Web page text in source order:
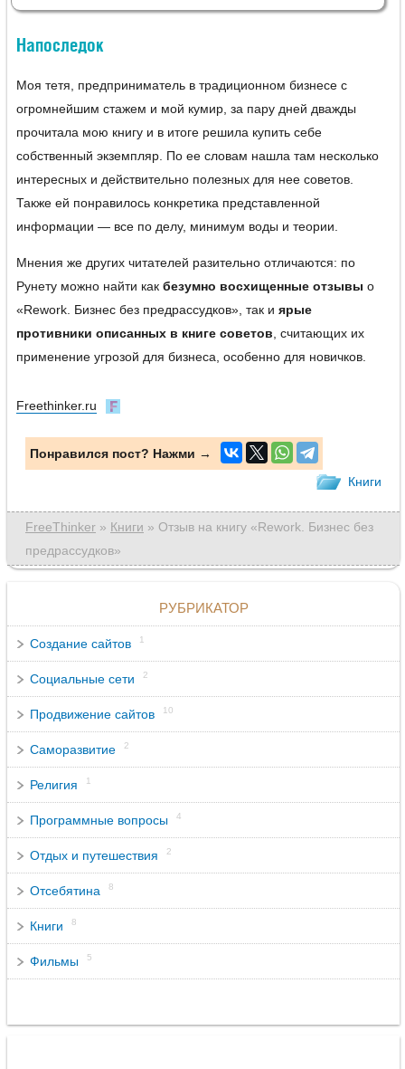
Напоследок
Моя тетя, предприниматель в традиционном бизнесе с
огромнейшим стажем и мой кумир, за пару дней дважды
прочитала мою книгу и в итоге решила купить себе
собственный экземпляр. По ее словам нашла там несколько
интересных и действительно полезных для нее советов.
Также ей понравилось конкретика представленной
информации — все по делу, минимум воды и теории.
Мнения же других читателей разительно отличаются: по
Рунету можно найти как безумно восхищенные отзывы о
«Rework. Бизнес без предрассудков», так и ярые
противники описанных в книге советов , считающих их
применение угрозой для бизнеса, особенно для новичков.
Freethinker.ru
Понравился пост? Нажми →
Книги
FreeThinker » Книги » Отзыв на книгу «Rework. Бизнес без
предрассудков»
РУБРИКАТОР
Создание сайтов 1
Социальные сети 2
Продвижение сайтов 10
Саморазвитие 2
Религия 1
Программные вопросы 4
Отдых и путешествия 2
Отсебятина 8
Книги 8
Фильмы 5